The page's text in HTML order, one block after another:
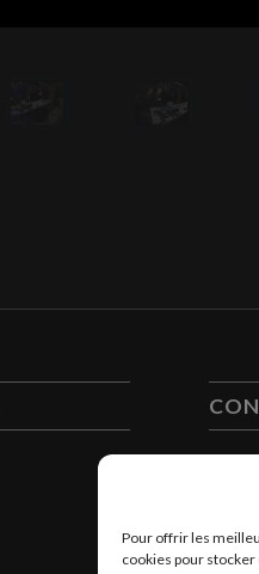
Pour offrir les
cookies pour stocker